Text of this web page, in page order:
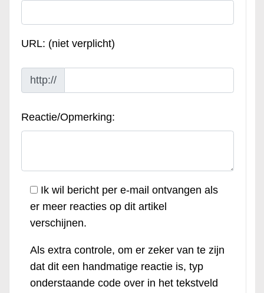
URL: (niet verplicht)
http://
Reactie/Opmerking:
Ik wil bericht per e-mail ontvangen als
er meer reacties op dit artikel
verschijnen.
Als extra controle, om er zeker van te zijn
dat dit een handmatige reactie is, typ
onderstaande code over in het tekstveld